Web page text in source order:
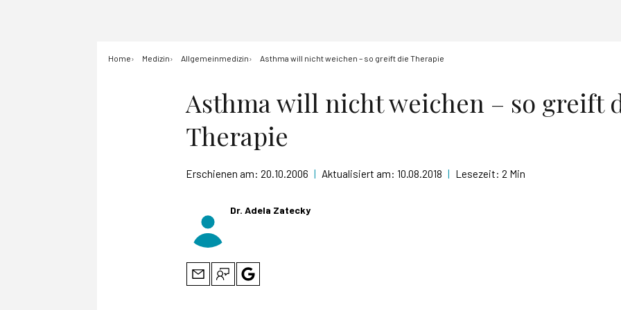
Home Medizin Allgemeinmedizin Asthma will nicht weichen – so greift die Therapie
Asthma will nicht weichen – so greift
Therapie
Erschienen am: 20.10.2006 | Aktualisiert am: 10.08.2018 | Lesezeit: 2 Min
Dr. Adela Zatecky